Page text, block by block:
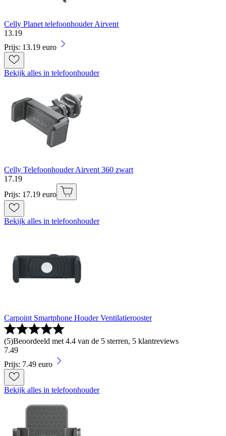
Celly Planet telefoonhouder Airvent
13.19
Prijs: 13.19 euro
Bekijk alles in telefoonhouder
Celly Telefoonhouder Airvent 360 zwart
17.19
Prijs: 17.19 euro
Bekijk alles in telefoonhouder
Carpoint Smartphone Houder Ventilatierooster
(5)Beoordeeld met 4.4 van de 5 sterren, 5 klantreviews
7.49
Prijs: 7.49 euro
Bekijk alles in telefoonhouder